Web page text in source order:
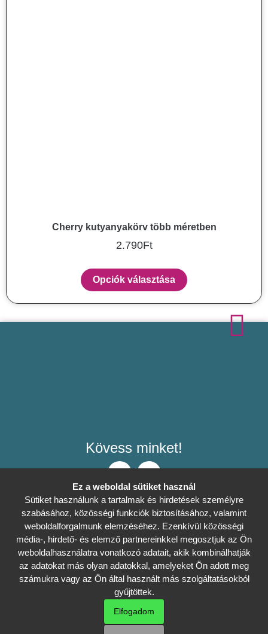
Cherry kutyanyakörv több méretben
2.790Ft
Opciók választása
Kövess minket!
Általános Szerződési Feltételek
Adatkezelési tájékoztató
Sütibeállítások Nincs döntés
Szállítási és fizetési információk
Háziállatod álma - Minden jog fenntartva ©
Ez a weboldal sütiket használ
Sütiket használunk a tartalmak és hirdetések személyre
szabásához, közösségi funkciók biztosításához, valamint
weboldalforgalmunk elemzéséhez. Ezenkívül közösségi
média-, hirdető- és elemző partnereinkkel megosztjuk az Ön
weboldalhasználatra vonatkozó adatait, akik kombinálhatják
az adatokat más olyan adatokkal, amelyeket Ön adott meg
számukra vagy az Ön által használt más szolgáltatásokból
gyűjtöttek.
Elfogadom